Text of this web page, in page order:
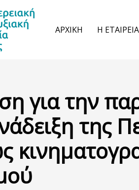
ΑΡΧΙΚΗ Η ΕΤΑΙΡΕΙΑ
για την
της